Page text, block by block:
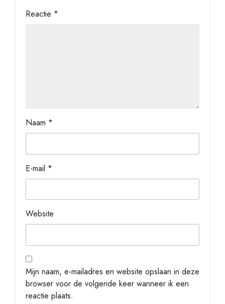
Reactie *
Naam *
E-mail *
Website
Mijn naam, e-mailadres en website opslaan in deze
browser voor de volgende keer wanneer ik een
reactie plaats.